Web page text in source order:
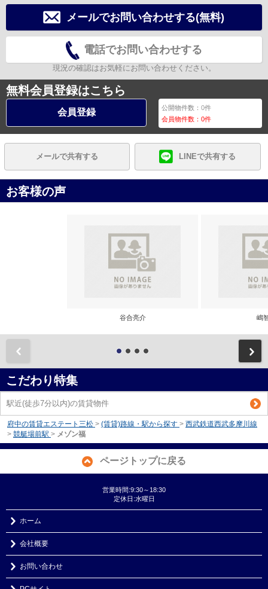
メールでお問い合わせする(無料)
電話でお問い合わせする
現況の確認はお気軽にお問い合わせください。
無料会員登録はこちら
会員登録 公開物件数：0件
会員物件数：0件
メールで共有する LINEで共有する
お客様の声
谷合亮介 嶋
こだわり特集
駅近(徒歩7分以内)の賃貸物件
府中の賃貸エステート三松 > (賃貸)路線・駅から探す > 西武鉄道西武多摩川線
> 競艇場前駅 > メゾン福
ページトップに戻る
営業時間:9:30～18:30
定休日:水曜日
ホーム
会社概要
お問い合わせ